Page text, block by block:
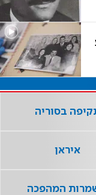
בסוריה
איראן
המהפכה